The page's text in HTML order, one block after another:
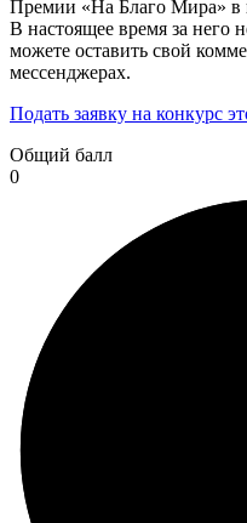
Премии «На Благо Мира» в
В настоящее время за него
можете оставить свой
мессенджерах.
Подать заявку на конкурс
Общий балл
0